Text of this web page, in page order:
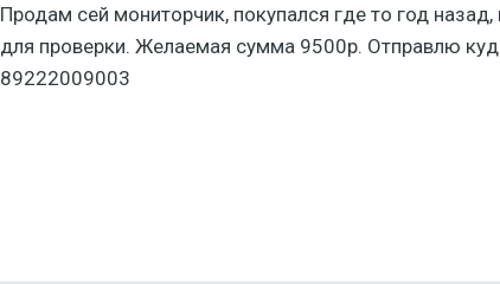
Продам сей мониторчик, покупался где то год
для проверки. Желаемая сумма 9500р. Отправлю
89222009003